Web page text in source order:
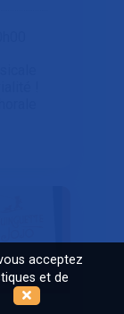
!
acceptez
et de